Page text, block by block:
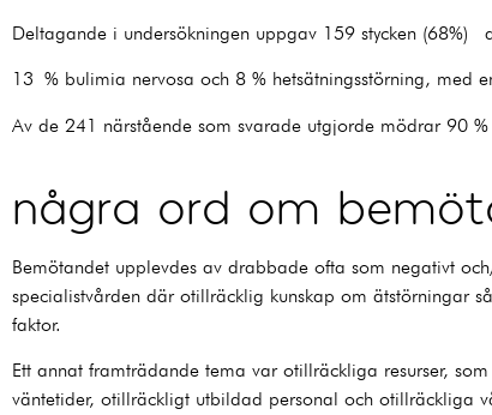
Deltagande i undersökningen uppgav 159 stycken (68%)
13 % bulimia nervosa och 8 % hetsätningsstörning, med
Av de 241 närstående som svarade utgjorde mödrar 90
några ord om
Bemötandet upplevdes av drabbade ofta som negativt
specialistvården där otillräcklig kunskap om ätstörningar
faktor.
Ett annat framträdande tema var otillräckliga resurser,
väntetider, otillräckligt utbildad personal och otillräckliga